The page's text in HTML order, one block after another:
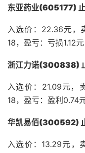
东亚药业(605177)
入选价：22.36元，
18，盈亏：亏损1.12
浙江力诺(300838)
入选价：21.09元，
18，盈亏：盈利0.74
华凯易佰(300592)
入选价：13.29元，